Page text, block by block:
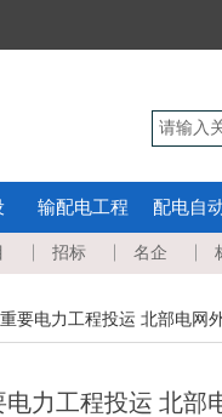
输配电工程 配电自
招标 名企
要电力工程投运 北部电网
电力工程投运 北部